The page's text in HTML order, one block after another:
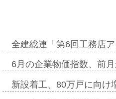
全建総連「第6回工務店
6月の企業物価指数、前
新設着工、80万戸に向